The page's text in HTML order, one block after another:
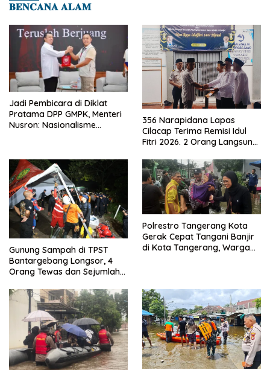
𝐁𝐄𝐍𝐂𝐀𝐍𝐀 𝐀𝐋𝐀𝐌
Jadi Pembicara di Diklat
Pratama DPP GMPK, Menteri
Nusron: Nasionalisme
356 Narapidana Lapas
Cilacap Terima Remisi Idul
Fitri 2026. 2 Orang Langsung
Gunung Sampah di TPST
Bantargebang Longsor, 4
Orang Tewas dan Sejumlah
Polrestro Tangerang Kota
Gerak Cepat Tangani Banjir
di Kota Tangerang, Warga